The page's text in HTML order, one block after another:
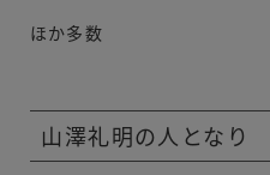
ほか多数
山澤礼明の人となり